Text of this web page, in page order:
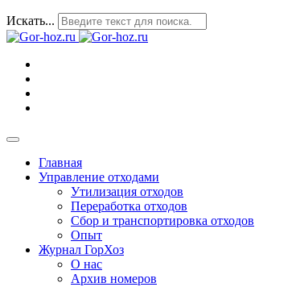
Искать...
Главная
Управление отходами
Утилизация отходов
Переработка отходов
Сбор и транспортировка отходов
Опыт
Журнал ГорХоз
О нас
Архив номеров